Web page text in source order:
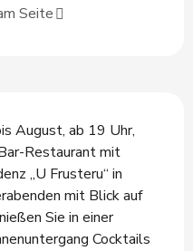
Seite
August, ab 19 Uhr,
Restaurant mit
„U Frusteru“ in
mit Blick auf
Sie in einer
Cocktails